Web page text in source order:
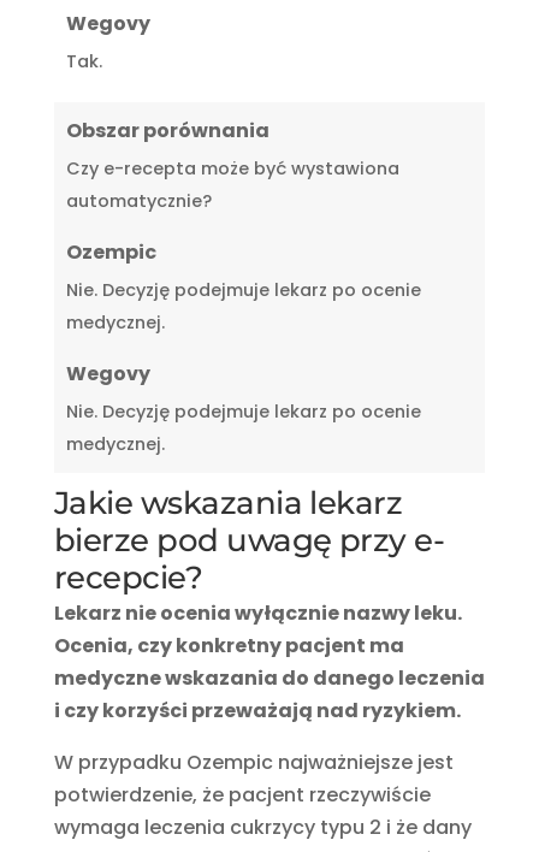
Wegovy
Tak.
Obszar porównania
Czy e-recepta może być wystawiona
automatycznie?
Ozempic
Nie. Decyzję podejmuje lekarz po ocenie
medycznej.
Wegovy
Nie. Decyzję podejmuje lekarz po ocenie
medycznej.
Jakie wskazania lekarz
bierze pod uwagę przy e-
recepcie?
Lekarz nie ocenia wyłącznie nazwy leku.
Ocenia, czy konkretny pacjent ma
medyczne wskazania do danego leczenia
i czy korzyści przeważają nad ryzykiem.
W przypadku Ozempic najważniejsze jest
potwierdzenie, że pacjent rzeczywiście
wymaga leczenia cukrzycy typu 2 i że dany